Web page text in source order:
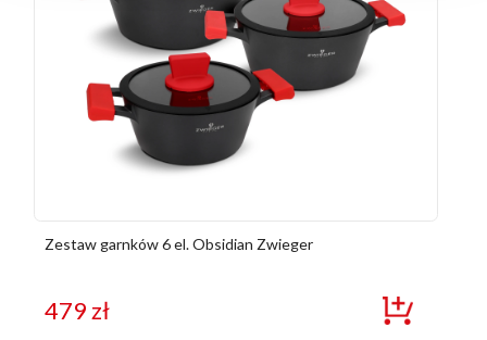
Zestaw garnków 6 el. Obsidian Zwieger
479zł